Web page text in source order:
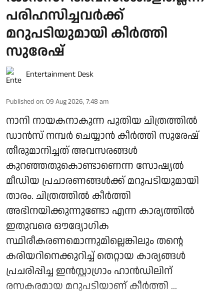
പരിഹസിച്ചവര്‍ക്ക്
മറുപടിയുമായി കീര്‍ത്തി
സുരേഷ്
Entertainment Desk
Published on: 09 Aug 2026, 7:48 am
നാനി നായകനാകുന്ന പുതിയ ചിത്രത്തില്‍
ഡാന്‍സ് നമ്പര്‍ ചെയ്യാന്‍ കീര്‍ത്തി സുരേഷ്
തീരുമാനിച്ചത് അവസരങ്ങള്‍
കുറഞ്ഞതുകൊണ്ടാണെന്ന സോഷ്യല്‍
മീഡിയ പ്രചാരണങ്ങള്‍ക്ക് മറുപടിയുമായി
താരം. ചിത്രത്തില്‍ കീര്‍ത്തി
അഭിനയിക്കുന്നുണ്ടോ എന്ന കാര്യത്തില്‍
ഇതുവരെ ഔദ്യോഗിക
സ്ഥിരീകരണമൊന്നുമില്ലെങ്കിലും തന്റെ
കരിയറിനെക്കുറിച്ച് തെറ്റായ കാര്യങ്ങള്‍
പ്രചരിപ്പിച്ച ഇന്‍സ്റ്റാഗ്രാം ഹാന്‍ഡിലിന്
രസകരമായ മറുപടിയാണ് കീര്‍ത്തി ...